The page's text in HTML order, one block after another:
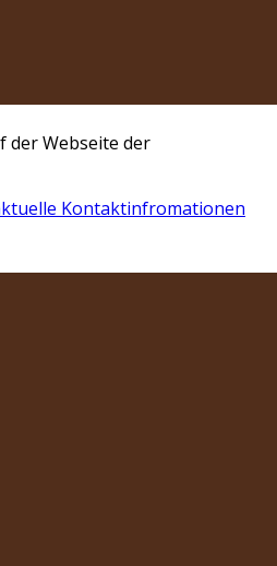
der Webseite der
Kontaktinfromationen